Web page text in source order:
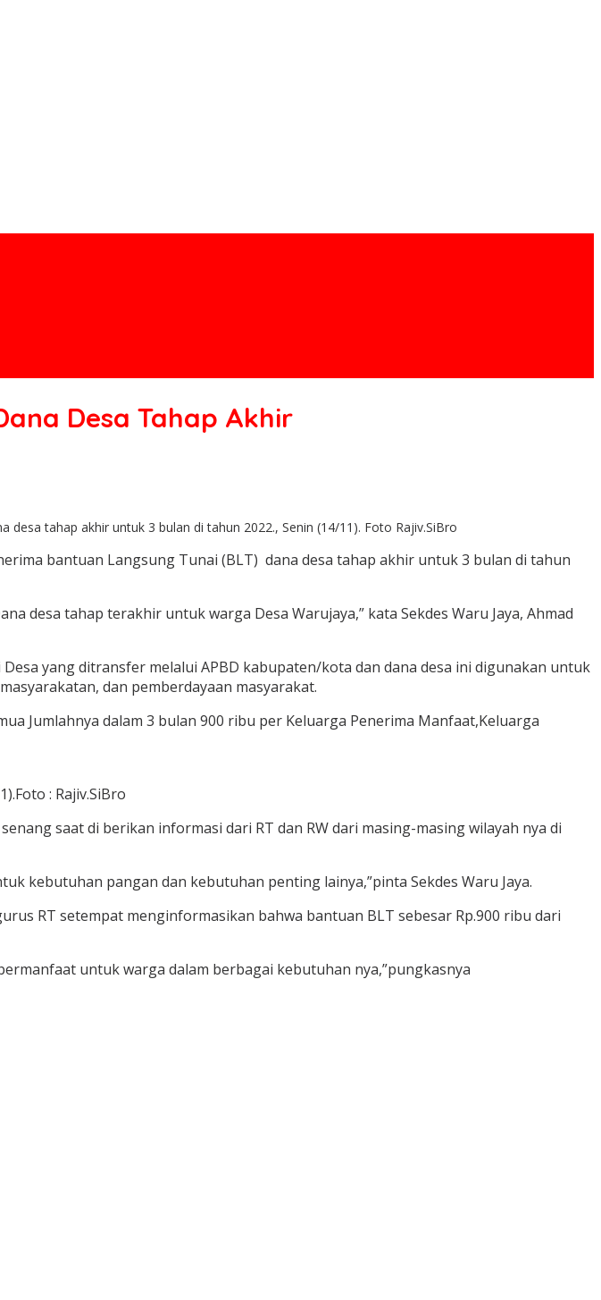
Desa Tahap Akhir
tahap akhir untuk 3 bulan di tahun 2022., Senin (14/11). Foto Rajiv.SiBro
bantuan Langsung Tunai (BLT) dana desa tahap akhir untuk 3 bulan di tahun
desa tahap terakhir untuk warga Desa Warujaya,” kata Sekdes Waru Jaya, Ahmad
yang ditransfer melalui APBD kabupaten/kota dan dana desa ini digunakan untuk
dan pemberdayaan masyarakat.
Jumlahnya dalam 3 bulan 900 ribu per Keluarga Penerima Manfaat,Keluarga
: Rajiv.SiBro
saat di berikan informasi dari RT dan RW dari masing-masing wilayah nya di
kebutuhan pangan dan kebutuhan penting lainya,”pinta Sekdes Waru Jaya.
RT setempat menginformasikan bahwa bantuan BLT sebesar Rp.900 ribu dari
untuk warga dalam berbagai kebutuhan nya,”pungkasnya